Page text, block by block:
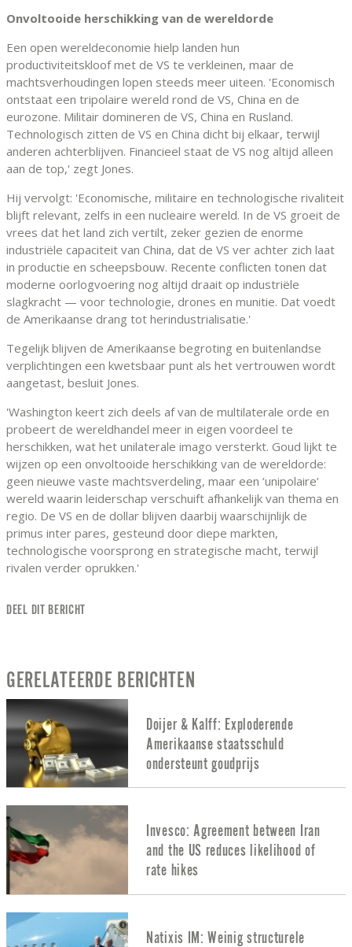
Onvoltooide herschikking van de wereldorde
Een open wereldeconomie hielp landen hun
productiviteitskloof met de VS te verkleinen, maar de
machtsverhoudingen lopen steeds meer uiteen. 'Economisch
ontstaat een tripolaire wereld rond de VS, China en de
eurozone. Militair domineren de VS, China en Rusland.
Technologisch zitten de VS en China dicht bij elkaar, terwijl
anderen achterblijven. Financieel staat de VS nog altijd alleen
aan de top,' zegt Jones.
Hij vervolgt: 'Economische, militaire en technologische rivaliteit
blijft relevant, zelfs in een nucleaire wereld. In de VS groeit de
vrees dat het land zich vertilt, zeker gezien de enorme
industriële capaciteit van China, dat de VS ver achter zich laat
in productie en scheepsbouw. Recente conflicten tonen dat
moderne oorlogvoering nog altijd draait op industriële
slagkracht — voor technologie, drones en munitie. Dat voedt
de Amerikaanse drang tot herindustrialisatie.'
Tegelijk blijven de Amerikaanse begroting en buitenlandse
verplichtingen een kwetsbaar punt als het vertrouwen wordt
aangetast, besluit Jones.
'Washington keert zich deels af van de multilaterale orde en
probeert de wereldhandel meer in eigen voordeel te
herschikken, wat het unilaterale imago versterkt. Goud lijkt te
wijzen op een onvoltooide herschikking van de wereldorde:
geen nieuwe vaste machtsverdeling, maar een ‘unipolaire’
wereld waarin leiderschap verschuift afhankelijk van thema en
regio. De VS en de dollar blijven daarbij waarschijnlijk de
primus inter pares, gesteund door diepe markten,
technologische voorsprong en strategische macht, terwijl
rivalen verder oprukken.'
DEEL DIT BERICHT
GERELATEERDE BERICHTEN
Doijer & Kalff: Exploderende
Amerikaanse staatsschuld
ondersteunt goudprijs
Invesco: Agreement between Iran
and the US reduces likelihood of
rate hikes
Natixis IM: Weinig structurele